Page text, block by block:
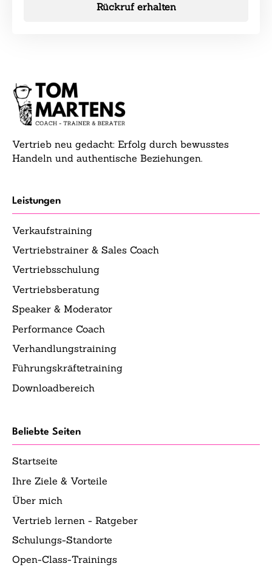
Rückruf erhalten
Vertrieb neu gedacht: Erfolg durch bewusstes
Handeln und authentische Beziehungen.
Leistungen
Verkaufstraining
Vertriebstrainer & Sales Coach
Vertriebsschulung
Vertriebsberatung
Speaker & Moderator
Performance Coach
Verhandlungstraining
Führungskräftetraining
Downloadbereich
Beliebte Seiten
Startseite
Ihre Ziele & Vorteile
Über mich
Vertrieb lernen - Ratgeber
Schulungs-Standorte
Open-Class-Trainings